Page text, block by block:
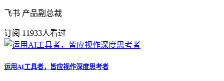
飞书 产品副总裁
订阅 11933人看过
运用AI工具者，皆应视作深度思考者